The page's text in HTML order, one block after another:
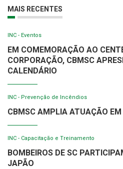
MAIS RECENTES
INC - Eventos
EM COMEMORAÇÃO AO
CORPORAÇÃO, CBMSC
CALENDÁRIO
INC - Prevenção de Incêndios
CBMSC AMPLIA ATUAÇÃO
INC - Capacitação e Treinamento
BOMBEIROS DE SC
JAPÃO